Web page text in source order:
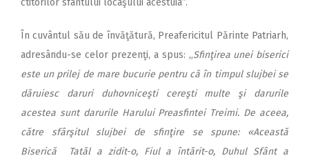
ctitorilor sfântului locaşului acestuia”.
În cuvântul său de învăţătură, Preafericitul Părinte Patriarh,
adresându-se celor prezenţi, a spus: ,,Sfinţirea unei biserici
este un prilej de mare bucurie pentru că în timpul slujbei se
dăruiesc daruri duhovniceşti cereşti multe şi darurile
acestea sunt darurile Harului Preasfintei Treimi. De aceea,
către sfârşitul slujbei de sfinţire se spune: «Această
Biserică Tatăl a zidit-o, Fiul a întărit-o, Duhul Sfânt a